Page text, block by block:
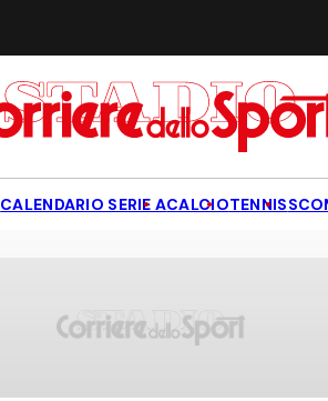
CALENDARIO SERIE ACALCIOTENNIS